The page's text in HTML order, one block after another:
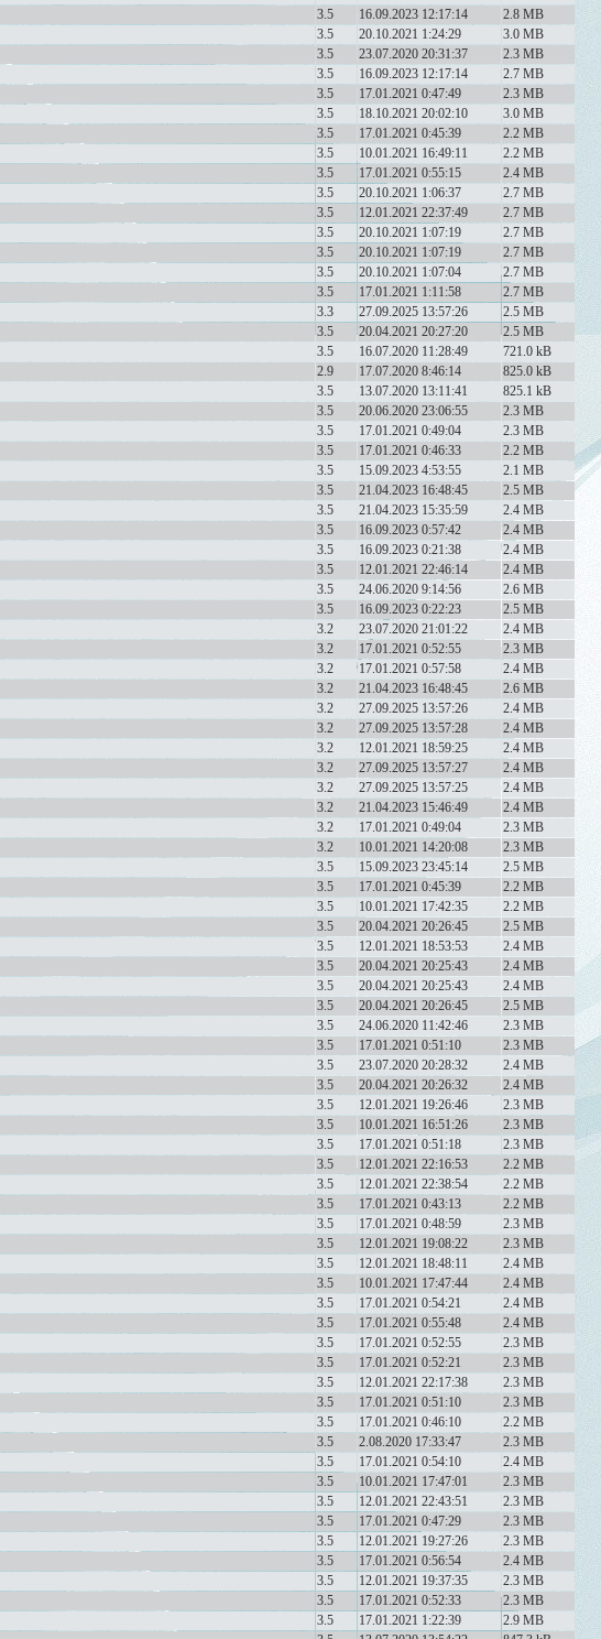
3.5 16.09.2023 12:17:14
2.8 MB
3.5 20.10.2021 1:24:29
3.0 MB
3.5 23.07.2020 20:31:37
2.3 MB
3.5 16.09.2023 12:17:14
2.7 MB
3.5 17.01.2021 0:47:49
2.3 MB
3.5 18.10.2021 20:02:10
3.0 MB
3.5 17.01.2021 0:45:39
2.2 MB
3.5 10.01.2021 16:49:11
2.2 MB
3.5 17.01.2021 0:55:15
2.4 MB
3.5 20.10.2021 1:06:37
2.7 MB
3.5 12.01.2021 22:37:49
2.7 MB
3.5 20.10.2021 1:07:19
2.7 MB
3.5 20.10.2021 1:07:19
2.7 MB
3.5 20.10.2021 1:07:04
2.7 MB
3.5 17.01.2021 1:11:58
2.7 MB
3.3 27.09.2025 13:57:26
2.5 MB
3.5 20.04.2021 20:27:20
2.5 MB
3.5 16.07.2020 11:28:49
721.0 kB
2.9 17.07.2020 8:46:14
825.0 kB
3.5 13.07.2020 13:11:41
825.1 kB
3.5 20.06.2020 23:06:55
2.3 MB
3.5 17.01.2021 0:49:04
2.3 MB
3.5 17.01.2021 0:46:33
2.2 MB
3.5 15.09.2023 4:53:55
2.1 MB
3.5 21.04.2023 16:48:45
2.5 MB
3.5 21.04.2023 15:35:59
2.4 MB
3.5 16.09.2023 0:57:42
2.4 MB
3.5 16.09.2023 0:21:38
2.4 MB
3.5 12.01.2021 22:46:14
2.4 MB
3.5 24.06.2020 9:14:56
2.6 MB
3.5 16.09.2023 0:22:23
2.5 MB
3.2 23.07.2020 21:01:22
2.4 MB
3.2 17.01.2021 0:52:55
2.3 MB
3.2 17.01.2021 0:57:58
2.4 MB
3.2 21.04.2023 16:48:45
2.6 MB
3.2 27.09.2025 13:57:26
2.4 MB
3.2 27.09.2025 13:57:28
2.4 MB
3.2 12.01.2021 18:59:25
2.4 MB
3.2 27.09.2025 13:57:27
2.4 MB
3.2 27.09.2025 13:57:25
2.4 MB
3.2 21.04.2023 15:46:49
2.4 MB
3.2 17.01.2021 0:49:04
2.3 MB
3.2 10.01.2021 14:20:08
2.3 MB
3.5 15.09.2023 23:45:14
2.5 MB
3.5 17.01.2021 0:45:39
2.2 MB
3.5 10.01.2021 17:42:35
2.2 MB
3.5 20.04.2021 20:26:45
2.5 MB
3.5 12.01.2021 18:53:53
2.4 MB
3.5 20.04.2021 20:25:43
2.4 MB
3.5 20.04.2021 20:25:43
2.4 MB
3.5 20.04.2021 20:26:45
2.5 MB
3.5 24.06.2020 11:42:46
2.3 MB
3.5 17.01.2021 0:51:10
2.3 MB
3.5 23.07.2020 20:28:32
2.4 MB
3.5 20.04.2021 20:26:32
2.4 MB
3.5 12.01.2021 19:26:46
2.3 MB
3.5 10.01.2021 16:51:26
2.3 MB
3.5 17.01.2021 0:51:18
2.3 MB
3.5 12.01.2021 22:16:53
2.2 MB
3.5 12.01.2021 22:38:54
2.2 MB
3.5 17.01.2021 0:43:13
2.2 MB
3.5 17.01.2021 0:48:59
2.3 MB
3.5 12.01.2021 19:08:22
2.3 MB
3.5 12.01.2021 18:48:11
2.4 MB
3.5 10.01.2021 17:47:44
2.4 MB
3.5 17.01.2021 0:54:21
2.4 MB
3.5 17.01.2021 0:55:48
2.4 MB
3.5 17.01.2021 0:52:55
2.3 MB
3.5 17.01.2021 0:52:21
2.3 MB
3.5 12.01.2021 22:17:38
2.3 MB
3.5 17.01.2021 0:51:10
2.3 MB
3.5 17.01.2021 0:46:10
2.2 MB
3.5 2.08.2020 17:33:47
2.3 MB
3.5 17.01.2021 0:54:10
2.4 MB
3.5 10.01.2021 17:47:01
2.3 MB
3.5 12.01.2021 22:43:51
2.3 MB
3.5 17.01.2021 0:47:29
2.3 MB
3.5 12.01.2021 19:27:26
2.3 MB
3.5 17.01.2021 0:56:54
2.4 MB
3.5 12.01.2021 19:37:35
2.3 MB
3.5 17.01.2021 0:52:33
2.3 MB
3.5 17.01.2021 1:22:39
2.9 MB